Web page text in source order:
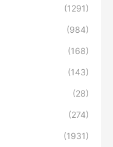
(1291)
(984)
(168)
(143)
(28)
(274)
(1931)